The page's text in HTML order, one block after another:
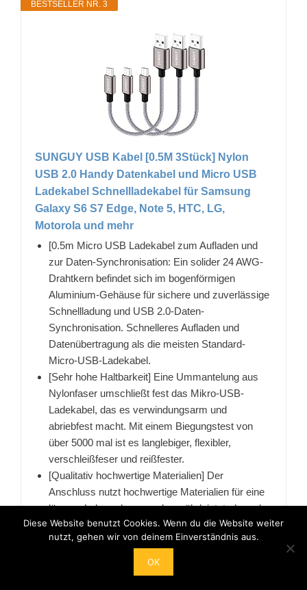
BESTSELLER NR. 3
SUNGUY USB Kabel [0.5M 3Stück] Nylon
USB 2.0 Handy Datenkabel und Micro USB
Ladekabel Schnellladekabel für Samsung
Galaxy S6 S7 Edge, Note 5, HTC, LG,
Motorola und mehr
[0.5m Micro USB Ladekabel zum Aufladen und
zur Daten-Synchronisation: Ein solider 24 AWG-
Drahtkern befindet sich im bogenförmigen
Aluminium-Gehäuse für sichere und zuverlässige
Schnellladung und USB 2.0-Daten-
Synchronisation. Schnelleres Aufladen und
Datenübertragung als die meisten Standard-
Micro-USB-Ladekabel.
[Sehr hohe Haltbarkeit] Eine Ummantelung aus
Nylonfaser umschließt fest das Mikro-USB-
Ladekabel, das es verwindungsarm und
abriebfest macht. Mit einem Biegungstest von
über 5000 mal ist es langlebiger, flexibler,
verschleißfeser und reißfester.
[Qualitativ hochwertige Materialien] Der
Anschluss nutzt hochwertige Materialien für eine
längere Lebensdauer, und gewährleistet, dass der
Aluminium-Micro-USB-Kabelanschluss leicht und
stabil angesteckt wird.Durch die Länge von 0,5
Metern wird der Vorteil nicht verstrickt, nicht
Diese Website benutzt Cookies. Wenn du die Website weiter
nutzt, gehen wir von deinem Einverständnis aus.
OK